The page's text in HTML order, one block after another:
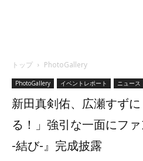
トップ PhotoGallery
PhotoGallery イベントレポート ニュース
新田真剣佑、広瀬すず
る！」強引な一面にフ
-結び-』完成披露